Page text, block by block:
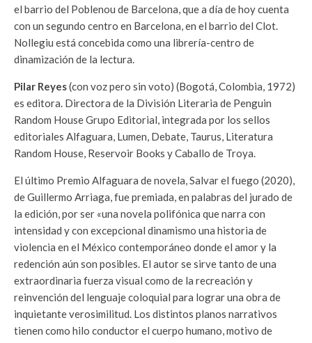
el barrio del Poblenou de Barcelona, que a día de hoy cuenta
con un segundo centro en Barcelona, en el barrio del Clot.
Nollegiu está concebida como una librería-centro de
dinamización de la lectura.
Pilar Reyes(con voz pero sin voto) (Bogotá, Colombia, 1972)
es editora. Directora de la División Literaria de Penguin
Random House Grupo Editorial, integrada por los sellos
editoriales Alfaguara, Lumen, Debate, Taurus, Literatura
Random House, Reservoir Books y Caballo de Troya.
El último Premio Alfaguara de novela, Salvar el fuego (2020),
de Guillermo Arriaga, fue premiada, en palabras del jurado de
la edición, por ser «una novela polifónica que narra con
intensidad y con excepcional dinamismo una historia de
violencia en el México contemporáneo donde el amor y la
redención aún son posibles. El autor se sirve tanto de una
extraordinaria fuerza visual como de la recreación y
reinvención del lenguaje coloquial para lograr una obra de
inquietante verosimilitud. Los distintos planos narrativos
tienen como hilo conductor el cuerpo humano, motivo de